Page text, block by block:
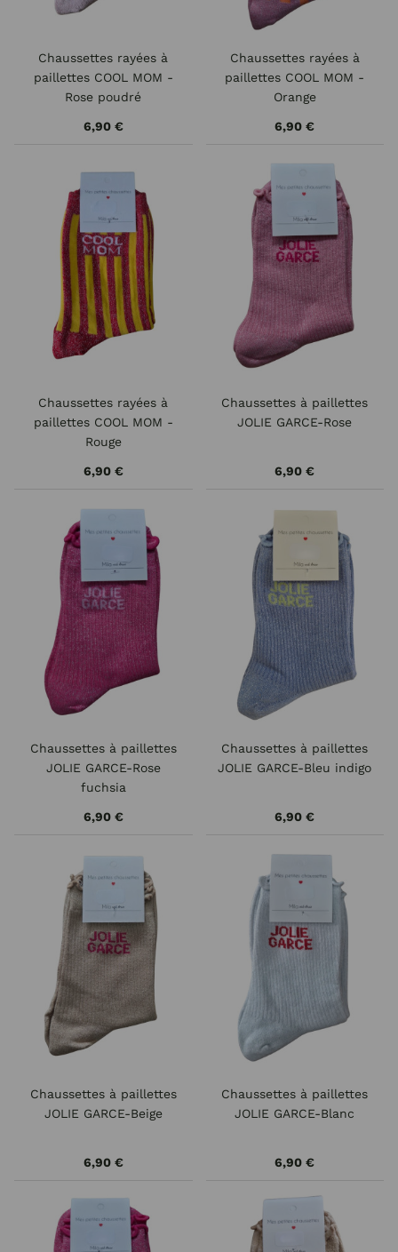
Chaussettes rayées à
paillettes COOL MOM -
Rose poudré
6,90 €
Chaussettes rayées à
paillettes COOL MOM -
Orange
6,90 €
Chaussettes rayées à
paillettes COOL MOM -
Rouge
6,90 €
Chaussettes à paillettes
JOLIE GARCE-Rose
6,90 €
Chaussettes à paillettes
JOLIE GARCE-Rose
fuchsia
6,90 €
Chaussettes à paillettes
JOLIE GARCE-Bleu indigo
6,90 €
Chaussettes à paillettes
JOLIE GARCE-Beige
6,90 €
Chaussettes à paillettes
JOLIE GARCE-Blanc
6,90 €